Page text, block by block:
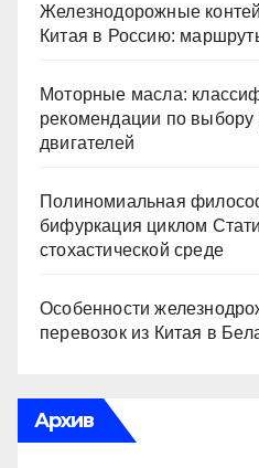
Железнодорожные
Китая в Россию:
Моторные масла:
рекомендации по выбору
двигателей
Полиномиальная
бифуркация циклом
стохастической среде
Особенности
перевозок из Китая в
Архив